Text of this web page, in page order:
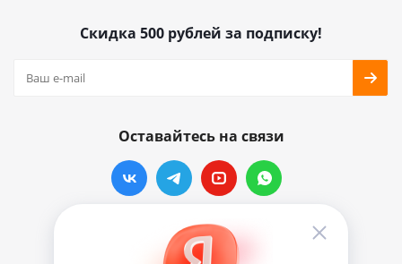
Скидка 500 рублей за подписку!
Оставайтесь на связи
Наши контакты